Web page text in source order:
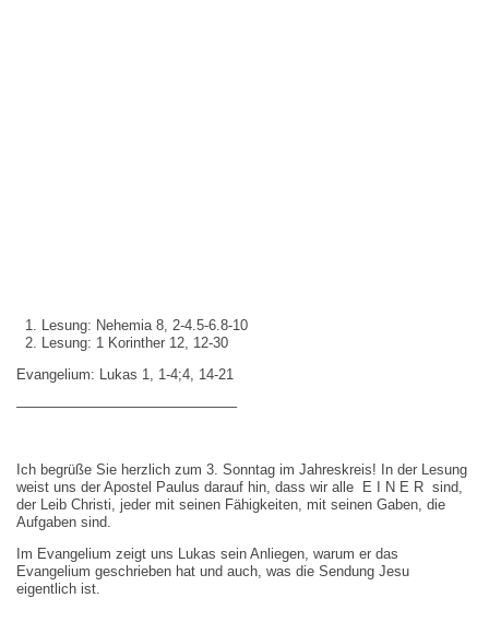
Lesung: Nehemia 8, 2-4.5-6.8-10
Lesung: 1 Korinther 12, 12-30
Evangelium: Lukas 1, 1-4;4, 14-21
———————————————–
Ich begrüße Sie herzlich zum 3. Sonntag im Jahreskreis! In der Lesung
weist uns der Apostel Paulus darauf hin, dass wir alle E I N E R sind,
der Leib Christi, jeder mit seinen Fähigkeiten, mit seinen Gaben, die
Aufgaben sind.
Im Evangelium zeigt uns Lukas sein Anliegen, warum er das
Evangelium geschrieben hat und auch, was die Sendung Jesu
eigentlich ist.